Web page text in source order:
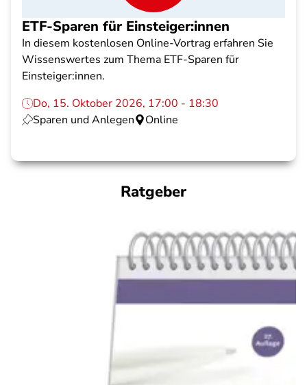
ETF-Sparen für Einsteiger:innen
In diesem kostenlosen Online-Vortrag erfahren Sie
Wissenswertes zum Thema ETF-Sparen für
Einsteiger:innen.
Do, 15. Oktober 2026, 17:00 - 18:30
Sparen und Anlegen
Online
Ratgeber